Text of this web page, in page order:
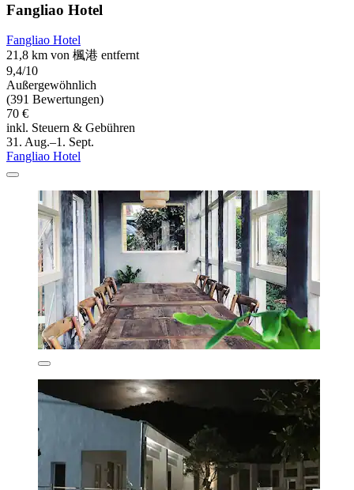
Fangliao Hotel
Fangliao Hotel
21,8 km von 楓港 entfernt
9,4/10
Außergewöhnlich
(391 Bewertungen)
70 €
inkl. Steuern & Gebühren
31. Aug.–1. Sept.
Fangliao Hotel